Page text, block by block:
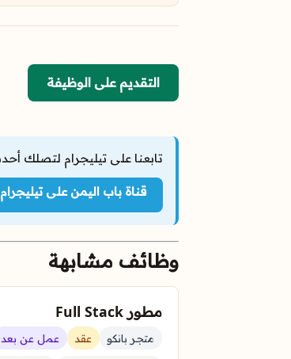
التقديم على الوظيفة
تابعنا على تيليجرام لتصلك
قناة باب اليمن على تيليجرام
وظائف مشابهة
مطور Full Stack
متجر بانكو عقد عمل عن بعد